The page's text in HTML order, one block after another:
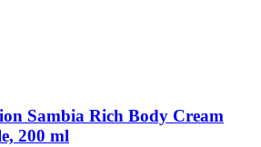
Sambia Rich Body Cream
200 ml